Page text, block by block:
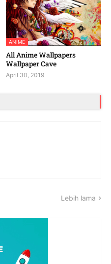
ANIME
All Anime Wallpapers
Wallpaper Cave
April 30, 2019
Lebih lama